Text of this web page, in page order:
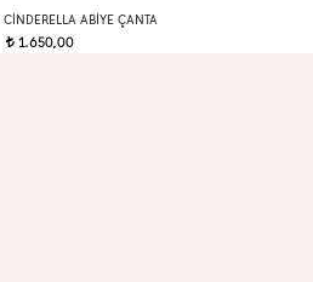
CINDERELLA ABIYE ÇANTA
t 1.650,00